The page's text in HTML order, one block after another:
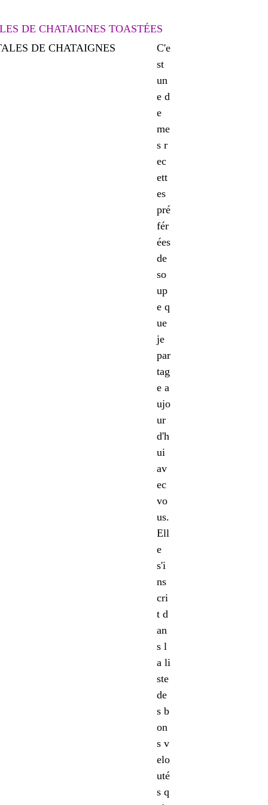
DE CHATAIGNES TOASTÉES
C'e
st
un
e d
e
me
s r
ec
ett
es
pré
fér
ées
de
so
up
e q
ue
je
par
tag
e a
ujo
ur
d'h
ui
av
ec
vo
us.
Ell
e
s'i
ns
cri
t d
an
s l
a li
ste
de
s b
on
s v
elo
uté
s q